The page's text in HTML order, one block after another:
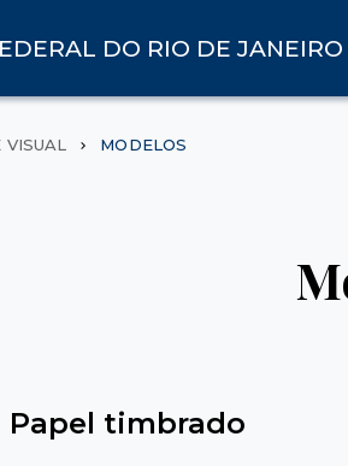
DO RIO DE JANEIRO
MODELOS
Papel timbrado